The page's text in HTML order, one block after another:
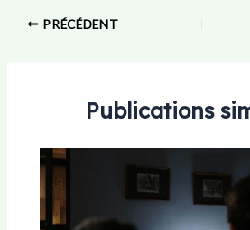
PRÉCÉDENT
Publications